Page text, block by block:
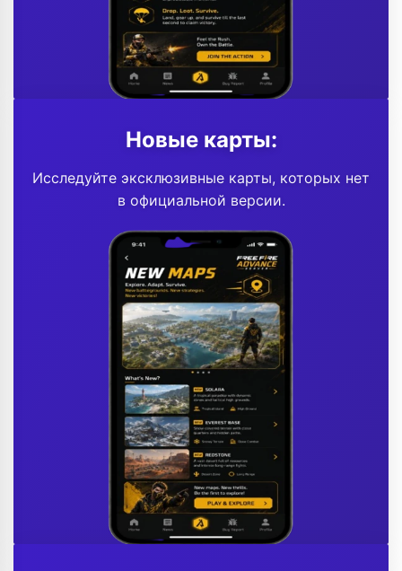
Новые карты:
Исследуйте эксклюзивные карты, которых нет
в официальной версии.